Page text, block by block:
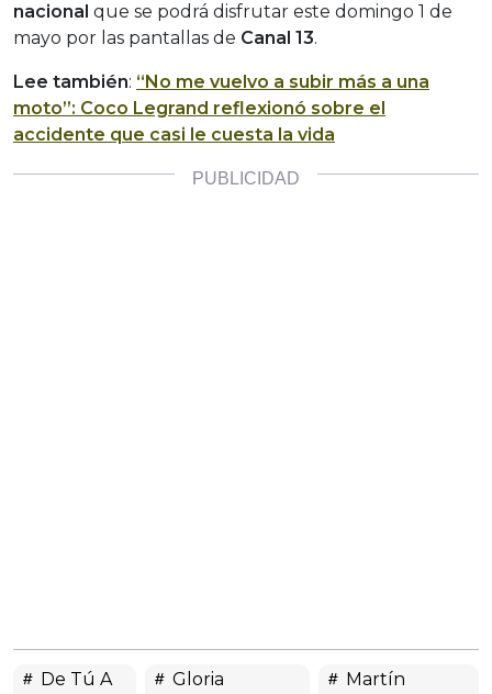
nacional que se podrá disfrutar este domingo 1 de
mayo por las pantallas de Canal 13.
Lee también: “No me vuelvo a subir más a una
moto”: Coco Legrand reflexionó sobre el
accidente que casi le cuesta la vida
De Tú A
Gloria
Martín